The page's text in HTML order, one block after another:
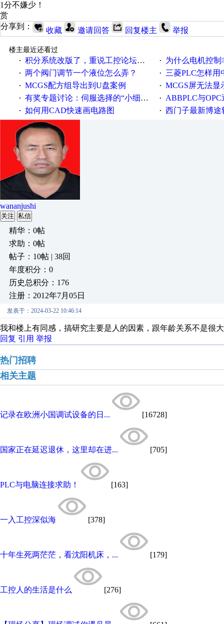
1分不嫌少！
赏
分享到：
收藏 邀请回答 回复楼主 举报
楼主最近还看过
· 积分系统改版了，重说工控论坛积分那点事儿…… · 为什么电机控制非得用启
· 两个阀门调节一个液位怎么弄？ · 三菱PLC怎样用
· MCGS配方组导出到U盘案例 · MCGS屏无法显
· 有奖专题讨论：伺服选择的“小细节大学问” · ABBPLC与
· 如何用CAD快速画电路图 · 西门子最新博途软
wananjushi
关注 私信
精华：0帖
求助：0帖
帖子：10帖 | 38回
年度积分：0
历史总积分：176
注册：2012年7月05日
发表于：2024-03-22 10:46:14
我和楼上有同感，搞研究主要是人的因素，跟年龄关系不是很
回复 引用 举报
热门招聘
相关主题
记录在欧洲小国调试设备的日... [16728]
国家正在延迟退休，这里却在进... [705]
PLC与电脑连接求助！ [163]
一入工控深似海 [378]
十年生死两茫茫，看沈阳机床，... [179]
工控人的生活是什么 [276]